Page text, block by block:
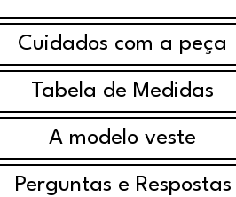
Cuidados com a peça
Tabela de Medidas
A modelo veste
Perguntas e Respostas